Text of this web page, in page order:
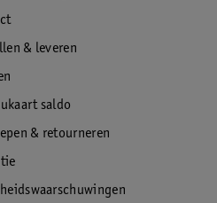
& leveren
saldo
& retourneren